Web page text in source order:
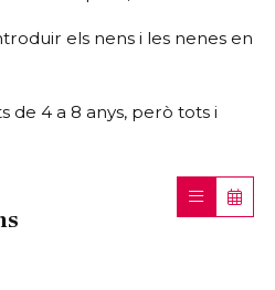
els nens i les nenes en
de 4 a 8 anys, però tots i